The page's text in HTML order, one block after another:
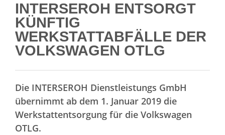
INTERSEROH ENTSORGT
KÜNFTIG
WERKSTATTABFÄLLE DER
VOLKSWAGEN OTLG
Die INTERSEROH Dienstleistungs GmbH
übernimmt ab dem 1. Januar 2019 die
Werkstattentsorgung für die Volkswagen
OTLG.